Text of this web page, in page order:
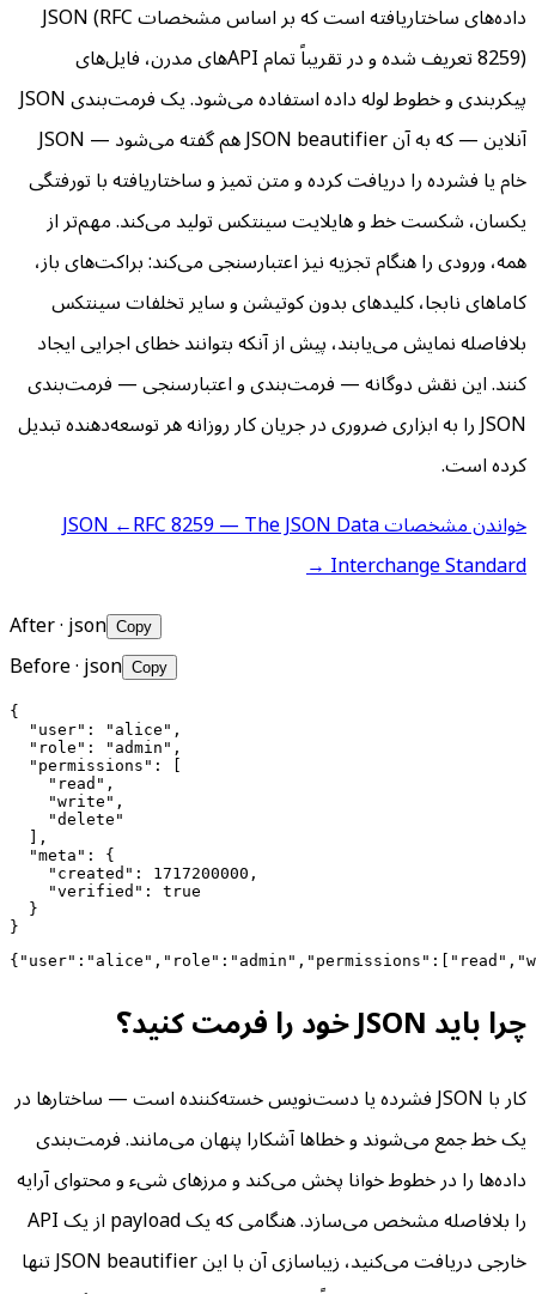
داده‌های ساختاریافته است که بر اساس مشخصات JSON (RFC
8259) تعریف شده و در تقریباً تمام API‌های مدرن، فایل‌های
پیکربندی و خطوط لوله داده استفاده می‌شود. یک فرمت‌بندی JSON
آنلاین — که به آن JSON beautifier هم گفته می‌شود — JSON
خام یا فشرده را دریافت کرده و متن تمیز و ساختاریافته با تورفتگی
یکسان، شکست خط و هایلایت سینتکس تولید می‌کند. مهم‌تر از
همه، ورودی را هنگام تجزیه نیز اعتبارسنجی می‌کند: براکت‌های باز،
کاماهای نابجا، کلیدهای بدون کوتیشن و سایر تخلفات سینتکس
بلافاصله نمایش می‌یابند، پیش از آنکه بتوانند خطای اجرایی ایجاد
کنند. این نقش دوگانه — فرمت‌بندی و اعتبارسنجی — فرمت‌بندی
JSON را به ابزاری ضروری در جریان کار روزانه هر توسعه‌دهنده تبدیل
کرده است.
خواندن مشخصات JSON ←RFC 8259 — The JSON Data
Interchange Standard →
After· json Copy
Before· json Copy
{
  "user": "alice",
  "role": "admin",
  "permissions": [
    "read",
    "write",
    "delete"
  ],
  "meta": {
    "created": 1717200000,
    "verified": true
  }
}
چرا باید JSON خود را فرمت کنید؟
کار با JSON فشرده یا دست‌نویس خسته‌کننده است — ساختارها در
یک خط جمع می‌شوند و خطاها آشکارا پنهان می‌مانند. فرمت‌بندی
داده‌ها را در خطوط خوانا پخش می‌کند و مرزهای شیء و محتوای آرایه
را بلافاصله مشخص می‌سازد. هنگامی که یک payload از یک API
خارجی دریافت می‌کنید، زیباسازی آن با این JSON beautifier تنها